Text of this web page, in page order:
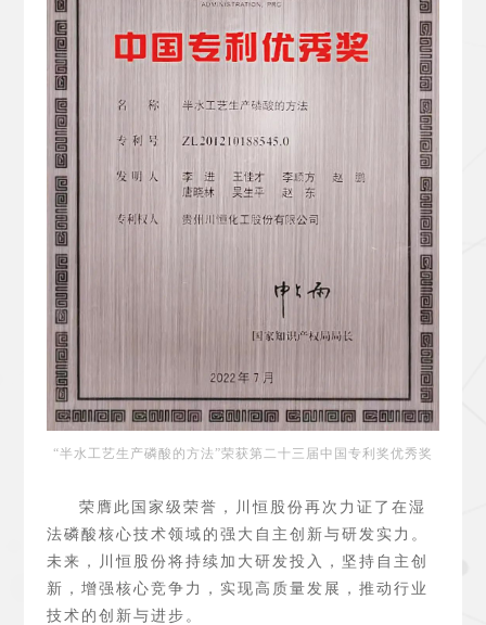
“半水工艺生产磷酸的方法”荣获第二十三届中国专利奖优秀奖
荣膺此国家级荣誉， 川恒股份再次力证了在湿
法磷酸核心技术领域的强大自主创新与研发实力。
未来，川恒股份将持续加大研发投入，坚持自主创
新，增强核心竞争力，实现高质量发展，推动行业
技术的创新与进步。